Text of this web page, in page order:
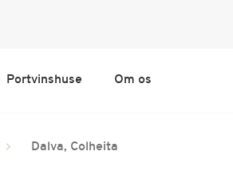
Portvinshuse Om os
Dalva, Colheita